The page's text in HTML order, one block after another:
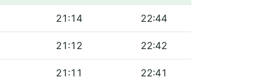
21:14 22:44
21:12 22:42
21:11 22:41